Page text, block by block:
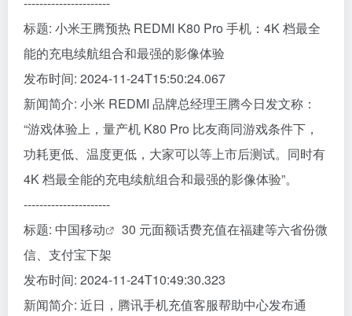
标题: 小米王腾预热 REDMI K80 Pro 手机：4K 档最全
能的充电续航组合和最强的影像体验
发布时间: 2024-11-24T15:50:24.067
新闻简介: 小米 REDMI 品牌总经理王腾今日发文称：
“游戏体验上，量产机 K80 Pro 比友商同游戏条件下，
功耗更低、温度更低，大家可以等上市后测试。同时有
4K 档最全能的充电续航组合和最强的影像体验”。
----------------------
标题: 中国移动
30 元面额话费充值在福建等六省份微
信、支付宝下架
发布时间: 2024-11-24T10:49:30.323
新闻简介: 近日，腾讯手机充值客服帮助中心发布通